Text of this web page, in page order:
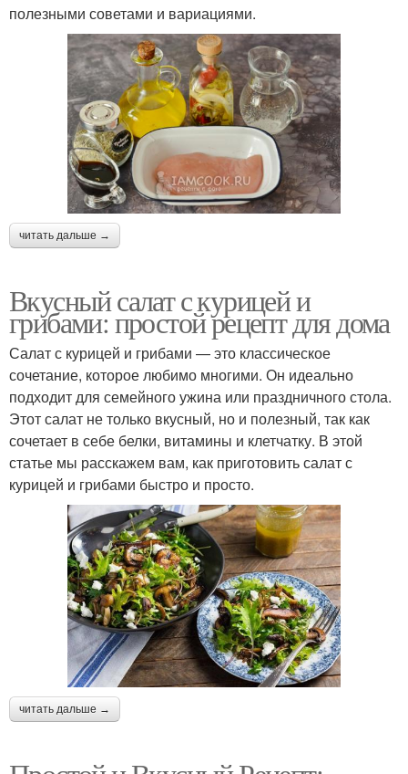
полезными советами и вариациями.
читать дальше →
Вкусный салат с курицей и
грибами: простой рецепт для дома
Салат с курицей и грибами — это классическое
сочетание, которое любимо многими. Он идеально
подходит для семейного ужина или праздничного стола.
Этот салат не только вкусный, но и полезный, так как
сочетает в себе белки, витамины и клетчатку. В этой
статье мы расскажем вам, как приготовить салат с
курицей и грибами быстро и просто.
читать дальше →